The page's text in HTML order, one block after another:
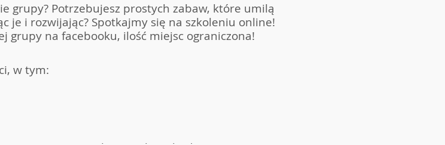
grupy? Potrzebujesz prostych zabaw, które umilą
je i rozwijając? Spotkajmy się na szkoleniu online!
grupy na facebooku, ilość miejsc ograniczona!
w tym: